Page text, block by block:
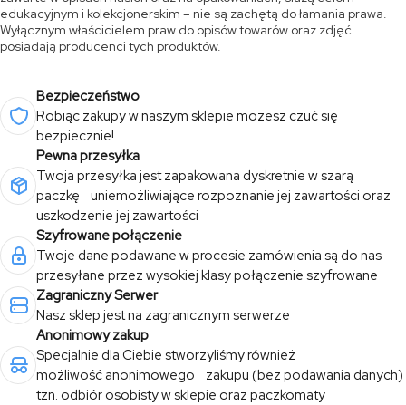
edukacyjnym i kolekcjonerskim – nie są zachętą do łamania prawa.
Wyłącznym właścicielem praw do opisów towarów oraz zdjęć
posiadają producenci tych produktów.
Bezpieczeństwo
Robiąc zakupy w naszym sklepie możesz czuć się
bezpiecznie!
Pewna przesyłka
Twoja przesyłka jest zapakowana dyskretnie w szarą
paczkę uniemożliwiające rozpoznanie jej zawartości oraz
uszkodzenie jej zawartości
Szyfrowane połączenie
Twoje dane podawane w procesie zamówienia są do nas
przesyłane przez wysokiej klasy połączenie szyfrowane
Zagraniczny Serwer
Nasz sklep jest na zagranicznym serwerze
Anonimowy zakup
Specjalnie dla Ciebie stworzyliśmy również
możliwość anonimowego zakupu (bez podawania danych)
tzn. odbiór osobisty w sklepie oraz paczkomaty